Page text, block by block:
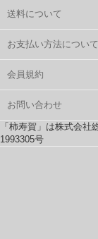
送料について
お支払い方法について
会員規約
お問い合わせ
「柿寿賀」は株式会
1993305号